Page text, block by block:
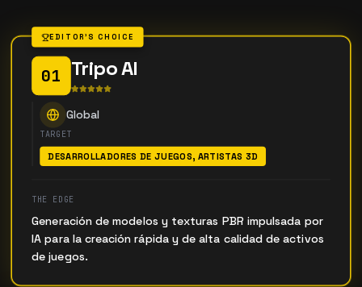
EDITOR'S CHOICE
01 Tripo AI
Global
TARGET
DESARROLLADORES DE JUEGOS, ARTISTAS 3D
THE EDGE
Generación de modelos y texturas PBR impulsada por
IA para la creación rápida y de alta calidad de activos
de juegos.